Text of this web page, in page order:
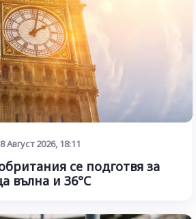
8 Август 2026, 18:11
се подготвя за
вълна и 36°C